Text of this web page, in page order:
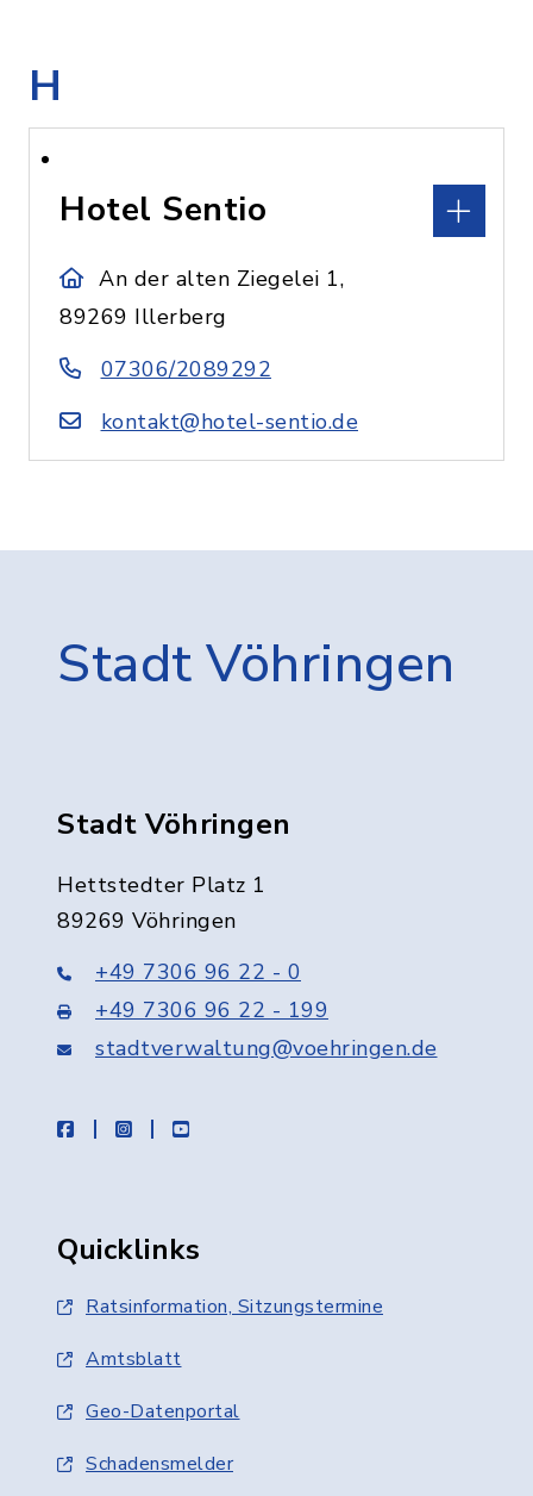
H
Hotel Sentio
An der alten Ziegelei 1,
89269 Illerberg
07306/2089292
kontakt@hotel-sentio.de
Stadt Vöhringen
Stadt Vöhringen
Hettstedter Platz 1
89269 Vöhringen
+49 7306 96 22 - 0
+49 7306 96 22 - 199
stadtverwaltung@voehringen.de
facebookinstagramyoutube
Quicklinks
Ratsinformation, Sitzungstermine
Amtsblatt
Geo-Datenportal
Schadensmelder